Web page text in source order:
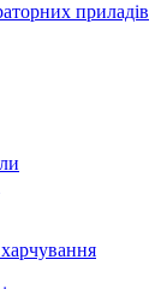
приладів